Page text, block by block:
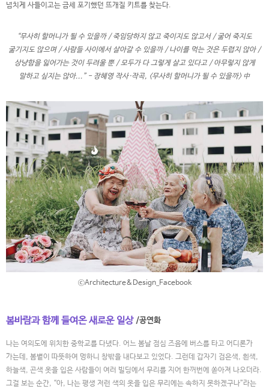
넘치게 사들이고는 금세 포기했던 뜨개질 키트를 찾는다.
“무사히 할머니가 될 수 있을까 / 죽임당하지 않고 죽이지도 않고서 / 굶어 죽지도
굶기지도 않으며 / 사람들 사이에서 살아갈 수 있을까 / 나이를 먹는 것은 두렵지 않아 /
상냥함을 잃어가는 것이 두려울 뿐 / 모두가 다 그렇게 살고 있다고 / 아무렇지 않게
말하고 싶지는 않아...” - 장혜영 작사·작곡, <무사히 할머니가 될 수 있을까> 中
ⓒArchitecture&Design_Facebook
봄바람과 함께 들여온 새로운 일상 /공연화
나는 여의도에 위치한 중학교를 다녔다. 어느 봄날 점심 즈음에 버스를 타고 어디론가
가는데, 봄볕이 따뜻하여 멍하니 창밖을 내다보고 있었다. 그런데 갑자기 검은색, 흰색,
하늘색, 곤색 옷을 입은 사람들이 여러 빌딩에서 무리를 지어 한꺼번에 쏟아져 나오더라.
그걸 보는 순간, “아, 나는 평생 저런 색의 옷을 입은 무리에는 속하지 못하겠구나”라는